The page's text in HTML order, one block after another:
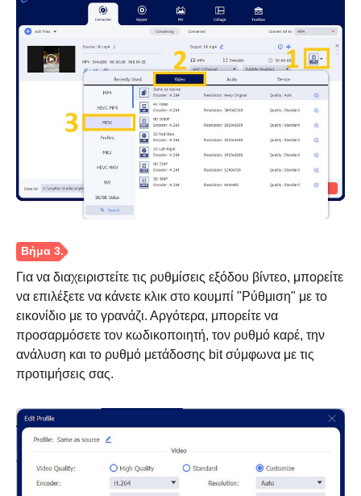
Βήμα 1.
Για να διαχειριστείτε τις ρυθμίσεις εξόδου βίντεο, μπορείτε
να επιλέξετε να κάνετε κλικ στο κουμπί "Ρύθμιση" με το
εικονίδιο με το γρανάζι. Αργότερα, μπορείτε να
προσαρμόσετε τον κωδικοποιητή, τον ρυθμό καρέ, την
ανάλυση και το ρυθμό μετάδοσης bit σύμφωνα με τις
προτιμήσεις σας.